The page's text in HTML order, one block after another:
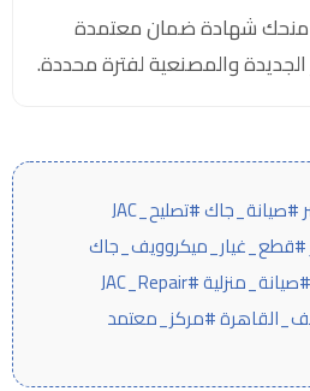
منحك شهادة ضمان معتمدة
والمصنعية لفترة محددة.
#ميكرويف_مصر #صيانة_جاك #تصليح_JAC
#المركز_الرئيسي #صيانة_منزلية #JAC_Repair
#مركز_معتمد